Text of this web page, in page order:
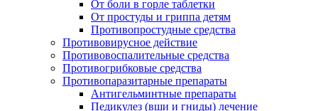
От боли в горле таблетки
От простуды и гриппа детям
Противопростудные средства
Противовирусное действие
Противовоспалительные средства
Противогрибковые средства
Противопаразитарные препараты
Антигельминтные препараты
Педикулез (вши и гниды) лечение